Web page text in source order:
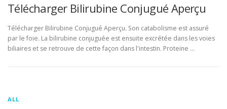
Télécharger Bilirubine Conjugué Aperçu
Télécharger Bilirubine Conjugué Aperçu. Son catabolisme est assuré
par le foie. La bilirubine conjuguée est ensuite excrétée dans les voies
biliaires et se retrouve de cette façon dans l'intestin. Proteine …
ALL